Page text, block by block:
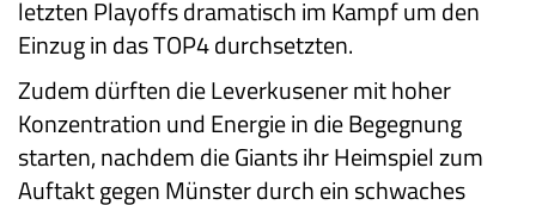
letzten Playoffs dramatisch im Kampf um den
Einzug in das TOP4 durchsetzten.
Zudem dürften die Leverkusener mit hoher
Konzentration und Energie in die Begegnung
starten, nachdem die Giants ihr Heimspiel zum
Auftakt gegen Münster durch ein schwaches